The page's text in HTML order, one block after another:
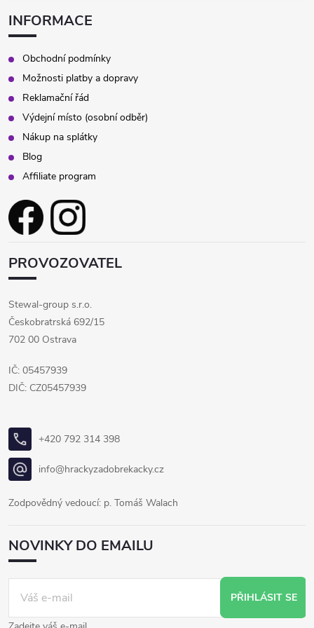
INFORMACE
Obchodní podmínky
Možnosti platby a dopravy
Reklamační řád
Výdejní místo (osobní odběr)
Nákup na splátky
Blog
Affiliate program
PROVOZOVATEL
Stewal-group s.r.o.
Českobratrská 692/15
702 00 Ostrava
IČ: 05457939
DIČ: CZ05457939
+420 792 314 398
info@hrackyzadobrekacky.cz
Zodpovědný vedoucí: p. Tomáš Walach
NOVINKY DO EMAILU
PŘIHLÁSIT SE